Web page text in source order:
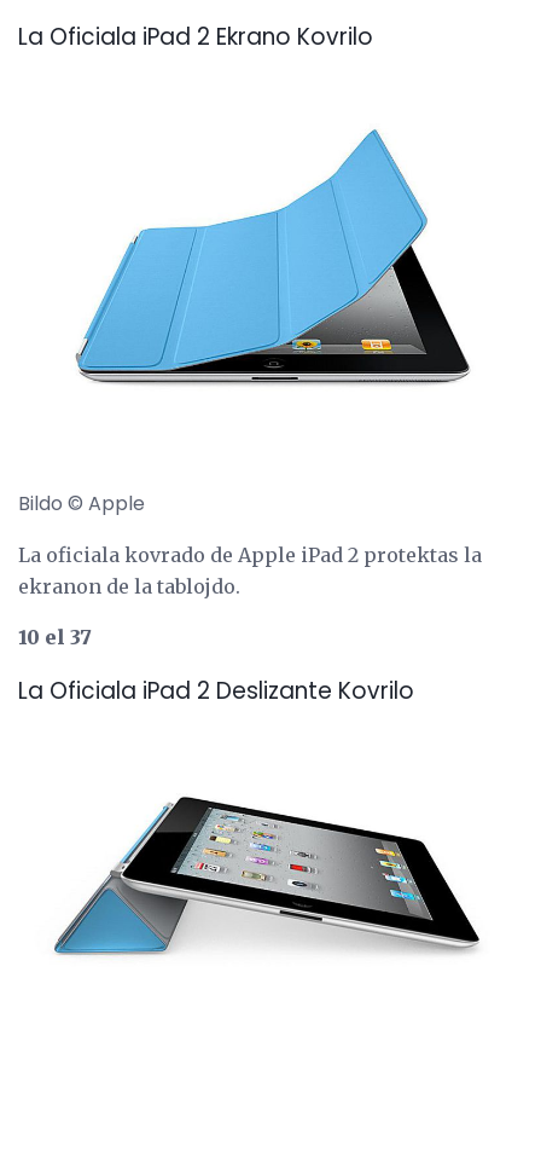
La Oficiala iPad 2 Ekrano Kovrilo
Bildo © Apple
La oficiala kovrado de Apple iPad 2 protektas la
ekranon de la tablojdo.
10 el 37
La Oficiala iPad 2 Deslizante Kovrilo